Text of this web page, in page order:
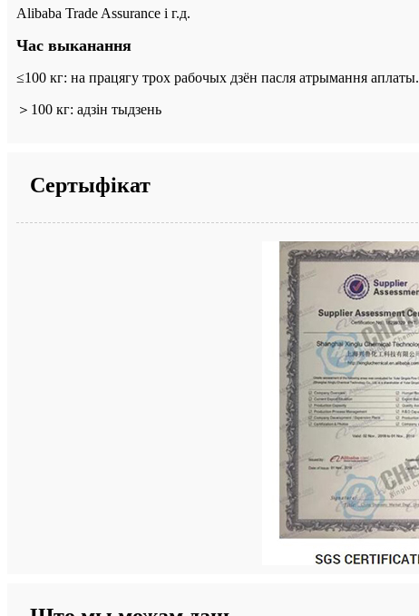
Alibaba Trade Assurance і г.д.
Час выканання
≤100 кг: на працягу трох рабочых дзён пасля атрымання аплаты.
＞ 100 кг: адзін тыдзень
Сертыфікат